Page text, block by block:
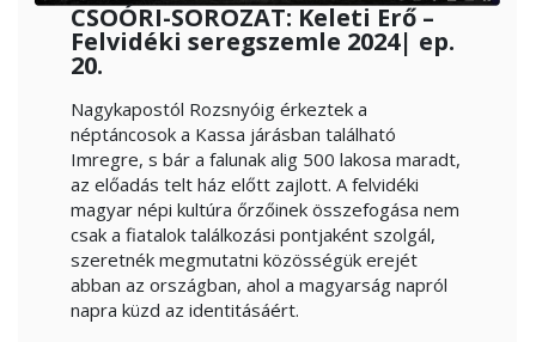
CSOÓRI-SOROZAT: Keleti Erő –
Felvidéki seregszemle 2024| ep.
20.
Nagykapostól Rozsnyóig érkeztek a
néptáncosok a Kassa járásban található
Imregre, s bár a falunak alig 500 lakosa maradt,
az előadás telt ház előtt zajlott. A felvidéki
magyar népi kultúra őrzőinek összefogása nem
csak a fiatalok találkozási pontjaként szolgál,
szeretnék megmutatni közösségük erejét
abban az országban, ahol a magyarság napról
napra küzd az identitásáért.